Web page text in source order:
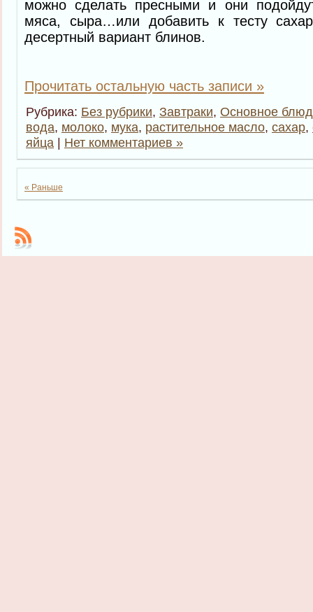
можно сделать пресными и они
мяса, сыра…или добавить к тесту
десертный вариант блинов.
Прочитать остальную часть записи »
Рубрика: Без рубрики, Завтраки, Основное
вода, молоко, мука, растительное масло, сахар,
яйца | Нет комментариев »
« Раньше